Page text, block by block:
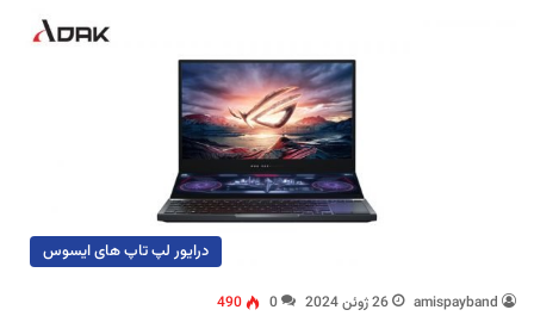
درایور لپ تاپ های ایسوس
amispayband 26 ژوئن 2024 0
490